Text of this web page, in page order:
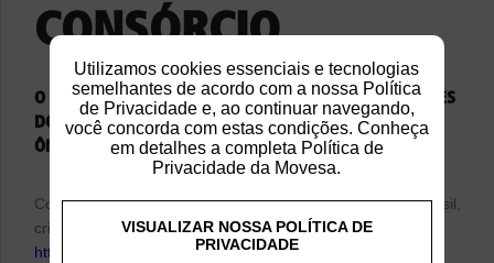
Utilizamos cookies essenciais e tecnologias
semelhantes de acordo com a nossa Política
de Privacidade e, ao continuar navegando,
você concorda com estas condições. Conheça
em detalhes a completa Política de
Privacidade da Movesa.
VISUALIZAR NOSSA POLÍTICA DE
PRIVACIDADE
CONSÓRCIO
O CONSÓRCIO SCANIA OFERECE AS MELHORES SOLUÇÕES
DO MERCADO PARA A AQUISIÇÃO DE CAMINHÕES,
ÔNIBUS, MOTORES E SEMIRREBOQUES.
Conheça o primeiro consórcio de veículos pesados do Brasil,
criado em 1982. Acesse o site do Consórcio Scania
http://www.consorcioscania.com.brpara obter mais